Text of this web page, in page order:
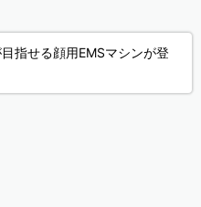
指せる顔用EMSマシンが登